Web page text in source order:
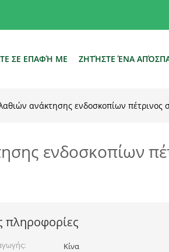
ΣΕ ΕΠΑΦΉ ΜΕ ΖΗΤΉΣΤΕ ΈΝΑ
ανάκτησης ενδοσκοπίων πέτρινος
ενδοσκοπίων
πληροφορίες
Κίνα